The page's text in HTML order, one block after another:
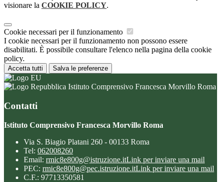
visionare la COOKIE POLICY.
Cookie necessari per il funzionamento
I cookie necessari per il funzionamento non possono essere
disabilitati. È possibile consultare l'elenco nella pagina della cookie
policy.
Accetta tutti Salva le preferenze
Istituto Comprensivo Francesca Morvillo Roma
Contatti
Istituto Comprensivo Francesca Morvillo Roma
Via S. Biagio Platani 260 - 00133 Roma
Tel: 062008260
Email: rmic8e800g@istruzione.itLink per inviare una mail
PEC: rmic8e800g@pec.istruzione.itLink per inviare una mail
C.F.: 97713350581